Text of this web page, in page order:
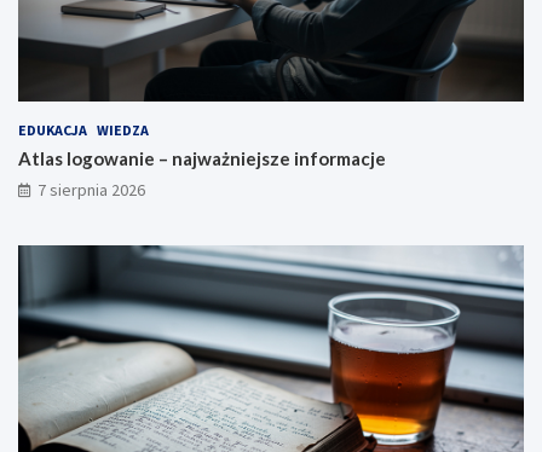
EDUKACJA WIEDZA
Atlas logowanie – najważniejsze informacje
7 sierpnia 2026